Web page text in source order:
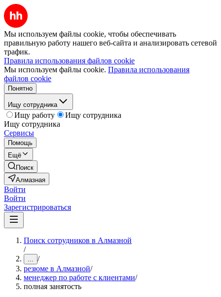
Мы используем файлы cookie, чтобы обеспечивать
правильную работу нашего веб-сайта и анализировать сетевой
трафик.
Правила использования файлов cookie
Мы используем файлы cookie. Правила использования
файлов cookie
Понятно
Ищу сотрудника
Ищу работу
Ищу сотрудника
Ищу сотрудника
Сервисы
Помощь
Ещё
Поиск
Алмазная
Войти
Войти
Зарегистрироваться
Поиск сотрудников в Алмазной
/
... /
резюме в Алмазной/
менеджер по работе с клиентами/
полная занятость